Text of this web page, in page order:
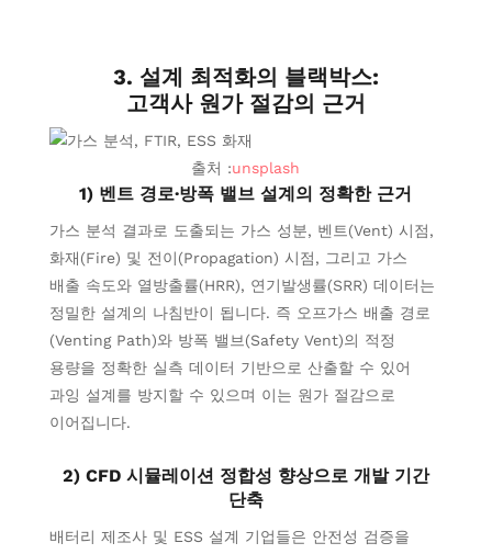
3. 설계 최적화의 블랙박스:
고객사 원가 절감의 근거
출처 :unsplash
1) 벤트 경로·방폭 밸브 설계의 정확한 근거
가스 분석 결과로 도출되는 가스 성분, 벤트(Vent) 시점,
화재(Fire) 및 전이(Propagation) 시점, 그리고 가스
배출 속도와 열방출률(HRR), 연기발생률(SRR) 데이터는
정밀한 설계의 나침반이 됩니다. 즉 오프가스 배출 경로
(Venting Path)와 방폭 밸브(Safety Vent)의 적정
용량을 정확한 실측 데이터 기반으로 산출할 수 있어
과잉 설계를 방지할 수 있으며 이는 원가 절감으로
이어집니다.
2) CFD 시뮬레이션 정합성 향상으로 개발 기간
단축
배터리 제조사 및 ESS 설계 기업들은 안전성 검증을